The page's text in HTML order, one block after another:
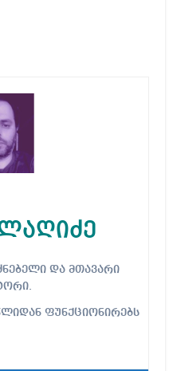
ფუნქციონირებს